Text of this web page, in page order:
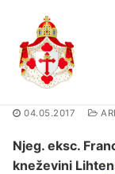
04.05.2017
Njeg. eksc.
kneževini